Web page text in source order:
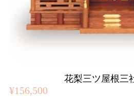
花梨三ツ屋根三
¥156,500